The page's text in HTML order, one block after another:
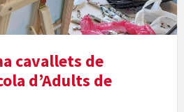
cavallets de
d’Adults de